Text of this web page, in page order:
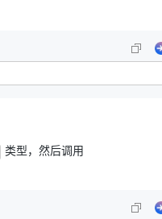
类型，然后调用